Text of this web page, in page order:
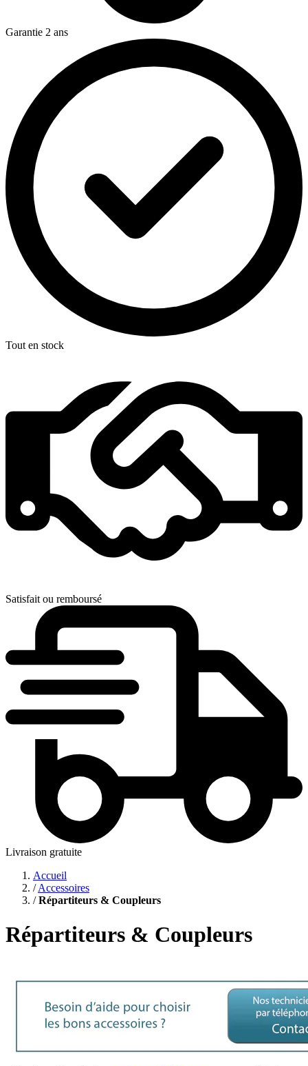
Garantie 2 ans
Tout en stock
Satisfait ou remboursé
Livraison gratuite
Accueil
/Accessoires
/Répartiteurs & Coupleurs
Répartiteurs & Coupleurs